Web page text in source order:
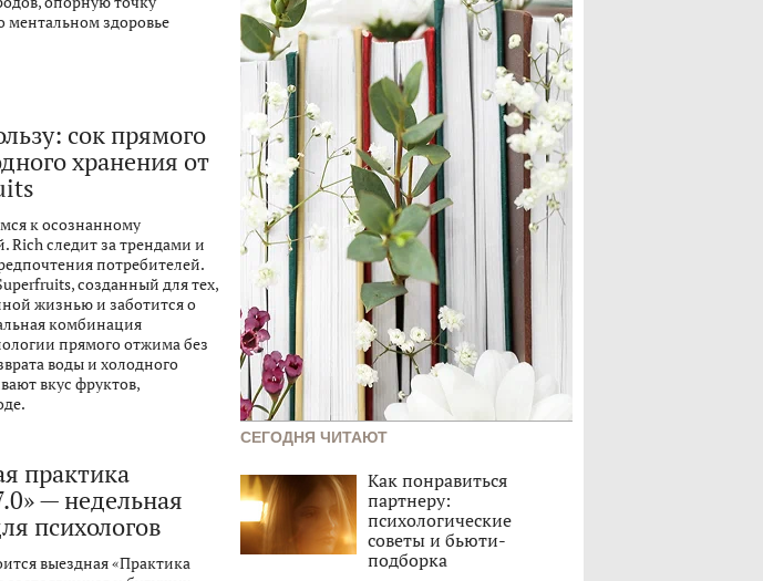
ментальном здоровье
сок прямого
хранения от
к осознанному
следит за трендами и
потребителей.
созданный для тех,
жизнью и заботится о
комбинация
прямого отжима без
воды и холодного
вкус фруктов,
практика
— недельная
психологов
выездная «Практика
СЕГОДНЯ ЧИТАЮТ
Как понравиться
партнеру:
психологические
советы и бьюти-
подборка